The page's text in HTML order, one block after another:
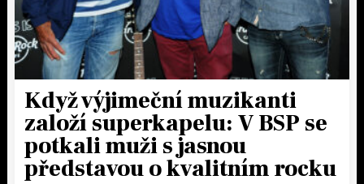
Když výjimeční muzikanti
založí superkapelu: V BSP se
potkali muži s jasnou
představou o kvalitním rocku